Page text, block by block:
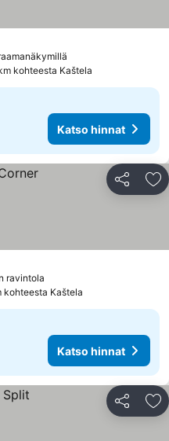
kohteesta Kaštela
Katso hinnat
Jaa
ravintola
kohteesta Kaštela
Katso hinnat
Jaa